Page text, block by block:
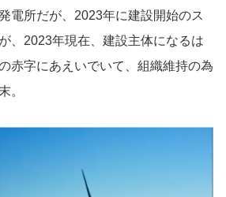
電所だが、2023年に建設開始のス
、2023年現在、建設主体になるは
赤字にあえいでいて、組織維持の為
。